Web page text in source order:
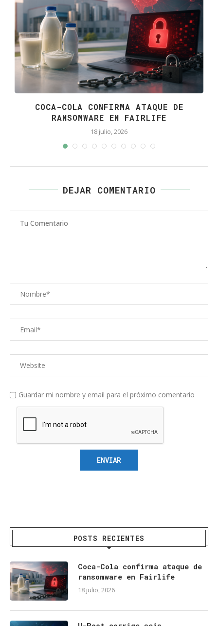
COCA-COLA CONFIRMA ATAQUE DE
RANSOMWARE EN FAIRLIFE
18 julio, 2026
DEJAR COMENTARIO
Guardar mi nombre y email para el próximo comentario
POSTS RECIENTES
Coca-Cola confirma ataque de
ransomware en Fairlife
18 julio, 2026